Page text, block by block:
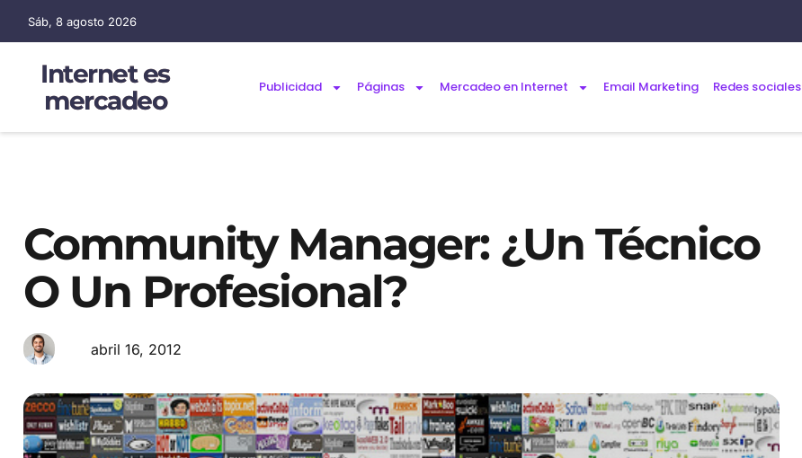
Sáb, 8 agosto 2026
Internet es
mercadeo
Publicidad Páginas Mercadeo en Internet Email Marketing Redes sociales
Community Manager: ¿Un Técnico
O Un Profesional?
abril 16, 2012